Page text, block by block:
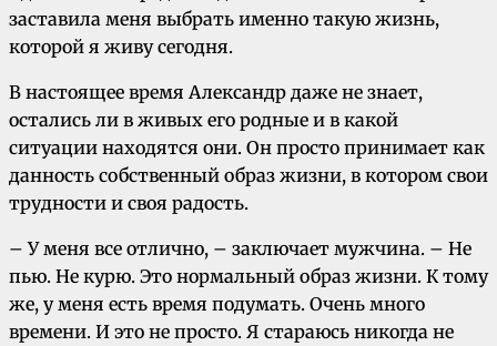
заставила меня выбрать именно такую жизнь,
которой я живу сегодня.
В настоящее время Александр даже не знает,
остались ли в живых его родные и в какой
ситуации находятся они. Он просто принимает как
данность собственный образ жизни, в котором свои
трудности и своя радость.
– У меня все отлично, – заключает мужчина. – Не
пью. Не курю. Это нормальный образ жизни. К тому
же, у меня есть время подумать. Очень много
времени. И это не просто. Я стараюсь никогда не